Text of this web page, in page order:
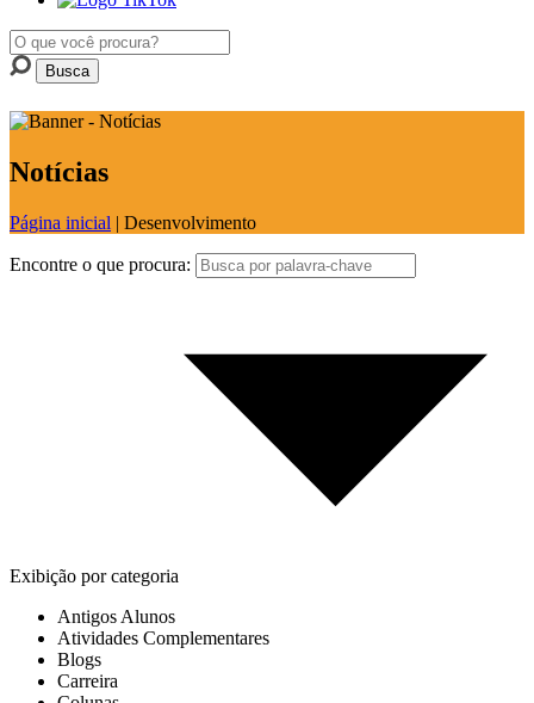
Notícias
Página inicial | Desenvolvimento
Encontre o que procura:
Exibição por categoria
Antigos Alunos
Atividades Complementares
Blogs
Carreira